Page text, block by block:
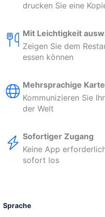
drucken Sie eine
Mit Leichtigkeit
Zeigen Sie dem
essen können
Mehrsprachige
Kommunizieren Sie
der Welt
Sofortiger Zugang
Keine App
sofort los
Sprache